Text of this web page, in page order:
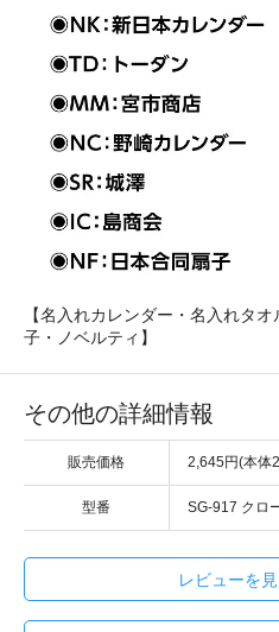
【名入れカレンダー・名入れタ
子・ノベルティ】
その他の詳細情報
販売価格 2,645円(本体
型番 SG-917 クロ
レビューを